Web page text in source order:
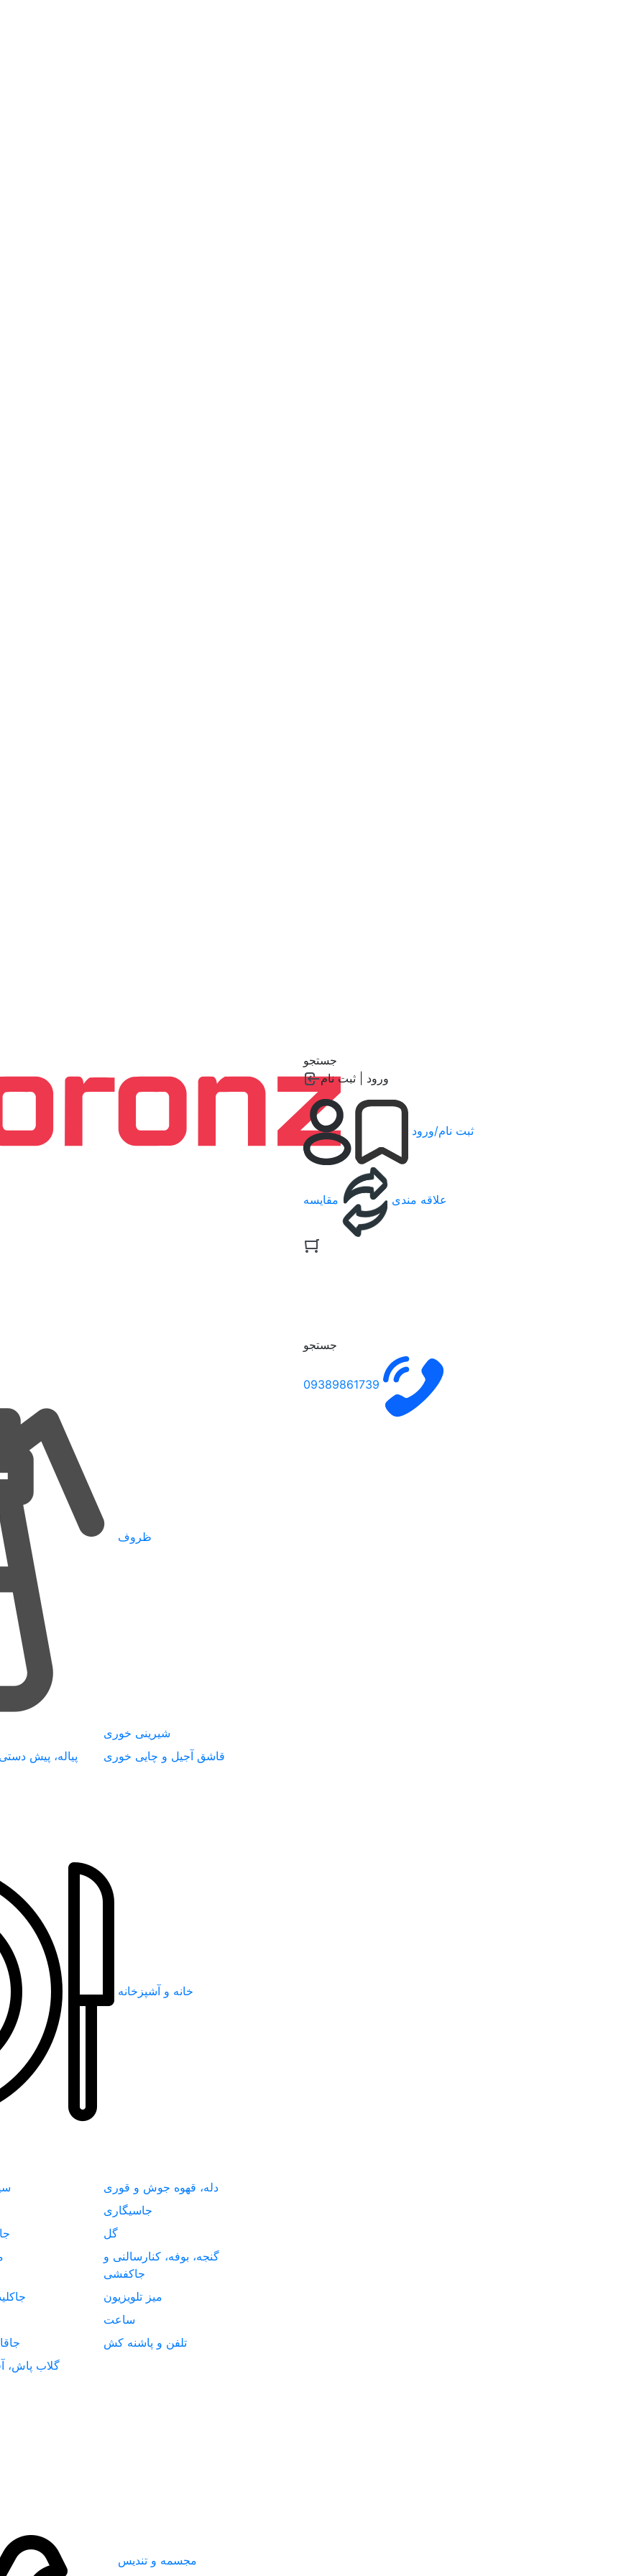
جستجو
ورود | ثبت نام
ثبت نام/ورود
علاقه مندی مقایسه
ظروف
شیرینی خوری
پیاله، پیش قاشق آجیل و چایی خوری
خانه و آشپزخانه
دله، قهوه جوش و قوری
جاسیگاری
گل
گنجه، بوفه، کنارسالنی و
جاکفشی
میز تلویزیون
ساعت
تلفن و پاشنه کش
گلاب پاش،
مجسمه و تندیس
جستجو
09389861739